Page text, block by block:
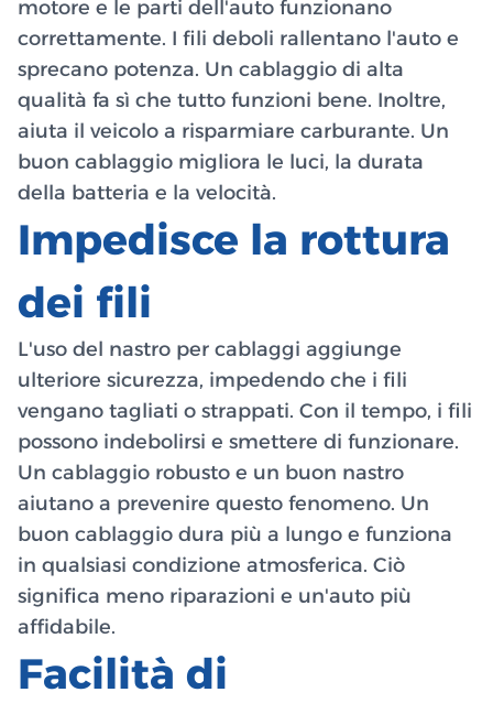
motore e le parti dell'auto funzionano
correttamente. I fili deboli rallentano l'auto e
sprecano potenza. Un cablaggio di alta
qualità fa sì che tutto funzioni bene. Inoltre,
aiuta il veicolo a risparmiare carburante. Un
buon cablaggio migliora le luci, la durata
della batteria e la velocità.
Impedisce la rottura
dei fili
L'uso del nastro per cablaggi aggiunge
ulteriore sicurezza, impedendo che i fili
vengano tagliati o strappati. Con il tempo, i fili
possono indebolirsi e smettere di funzionare.
Un cablaggio robusto e un buon nastro
aiutano a prevenire questo fenomeno. Un
buon cablaggio dura più a lungo e funziona
in qualsiasi condizione atmosferica. Ciò
significa meno riparazioni e un'auto più
affidabile.
Facilità di